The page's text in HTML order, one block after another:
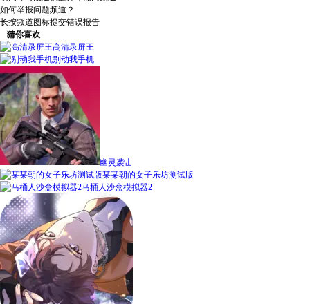
​​如何举报问题频道？​​
长按频道图标提交错误报告
猜你喜欢
高清录屏王
别动我手机
幽灵袭击
某某朝的女子乐坊测试版
马桶人沙盒模拟器2